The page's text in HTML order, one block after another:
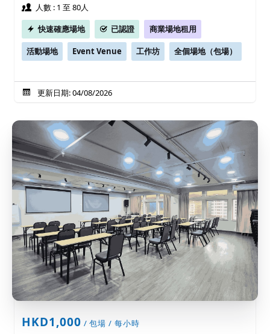
人數 : 1 至 80人
快速確應場地
已認證 商業場地租用
活動場地 Event Venue 工作坊 全個場地（包場）
更新日期: 04/08/2026
HKD1,000 / 包場 / 每小時